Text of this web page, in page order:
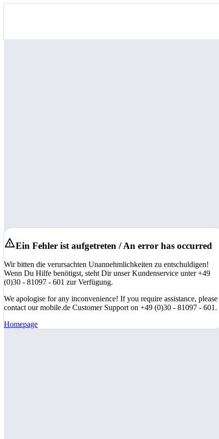
Ein Fehler ist aufgetreten / An error has occurred
Wir bitten die verursachten Unannehmlichkeiten zu entschuldigen!
Wenn Du Hilfe benötigst, steht Dir unser Kundenservice unter +49
(0)30 - 81097 - 601 zur Verfügung.
We apologise for any inconvenience! If you require assistance, please
contact our mobile.de Customer Support on +49 (0)30 - 81097 - 601.
Homepage